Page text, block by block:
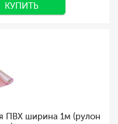
КУПИТЬ
ПВХ ширина 1м (рулон